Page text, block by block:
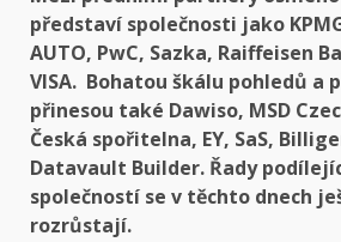
představí společnosti jako
AUTO, PwC, Sazka, Raiffeisen
VISA. Bohatou škálu pohledů a
přinesou také Dawiso, MSD
Česká spořitelna, EY, SaS,
Datavault Builder. Řady
společností se v těchto dnech
rozrůstají.